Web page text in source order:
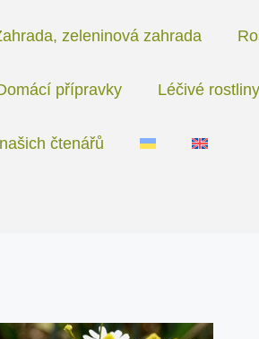
zeleninová zahrada
přípravky Léčivé rostliny
čtenářů